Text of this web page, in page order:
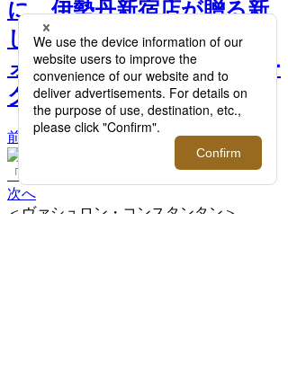
に、伊勢丹新宿店が贈る新
しい「時計」体験を。｜ウ
ォッチコレクターズ ウィー
ク 2026 >>
前へ
次へ
＜ヴァシュロン・コンスタンタン＞